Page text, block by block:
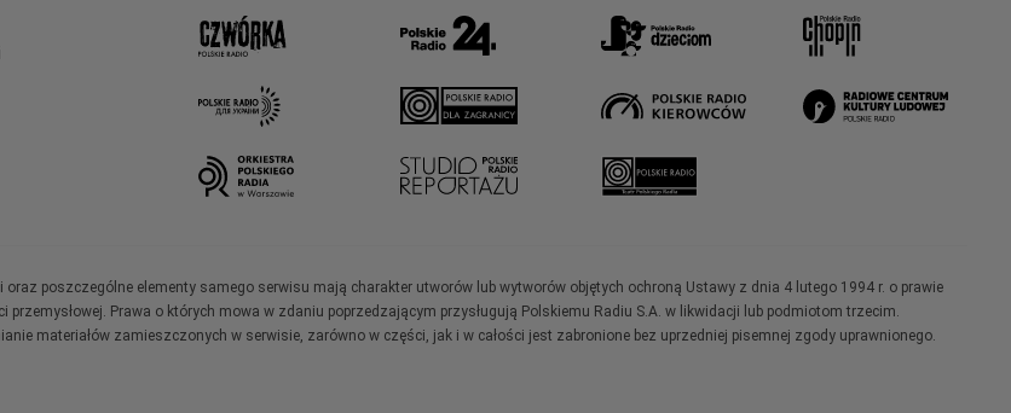
poszczególne elementy samego serwisu mają charakter utworów lub wytworów objętych ochroną Ustawy z dnia 4 lutego 1994 r. o prawie
Prawa o których mowa w zdaniu poprzedzającym przysługują Polskiemu Radiu S.A. w likwidacji lub podmiotom trzecim.
materiałów zamieszczonych w serwisie, zarówno w części, jak i w całości jest zabronione bez uprzedniej pisemnej zgody uprawnionego.